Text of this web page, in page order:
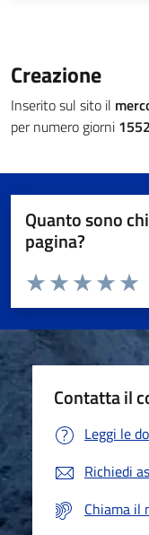
Creazione
Inserito sul sito il
per numero giorni 1552
Quanto sono
pagina?
Valuta da 1 a 5 stelle la
Valuta
Valuta 3
Valuta 2 stelle
Valuta 1 stelle su 5
Contatta il
Leggi le
Richiedi
Chiama il